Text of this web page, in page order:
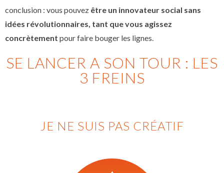
conclusion : vous pouvez être un innovateur social sans
idées révolutionnaires, tant que vous agissez
concrètement pour faire bouger les lignes.
SE LANCER A SON TOUR : LES
3 FREINS
JE NE SUIS PAS CRÉATIF